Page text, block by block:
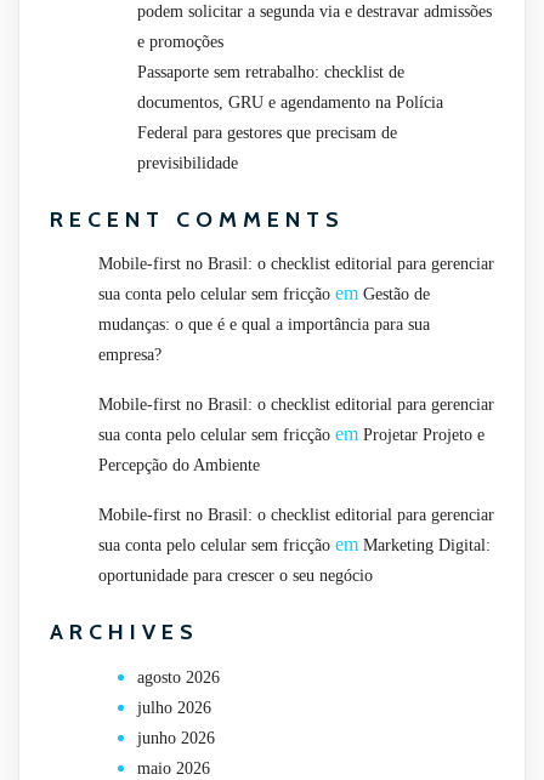
podem solicitar a segunda via e destravar admissões
e promoções
Passaporte sem retrabalho: checklist de
documentos, GRU e agendamento na Polícia
Federal para gestores que precisam de
previsibilidade
RECENT COMMENTS
Mobile-first no Brasil: o checklist editorial para gerenciar
sua conta pelo celular sem fricção em Gestão de
mudanças: o que é e qual a importância para sua
empresa?
Mobile-first no Brasil: o checklist editorial para gerenciar
sua conta pelo celular sem fricção em Projetar Projeto e
Percepção do Ambiente
Mobile-first no Brasil: o checklist editorial para gerenciar
sua conta pelo celular sem fricção em Marketing Digital:
oportunidade para crescer o seu negócio
ARCHIVES
agosto 2026
julho 2026
junho 2026
maio 2026